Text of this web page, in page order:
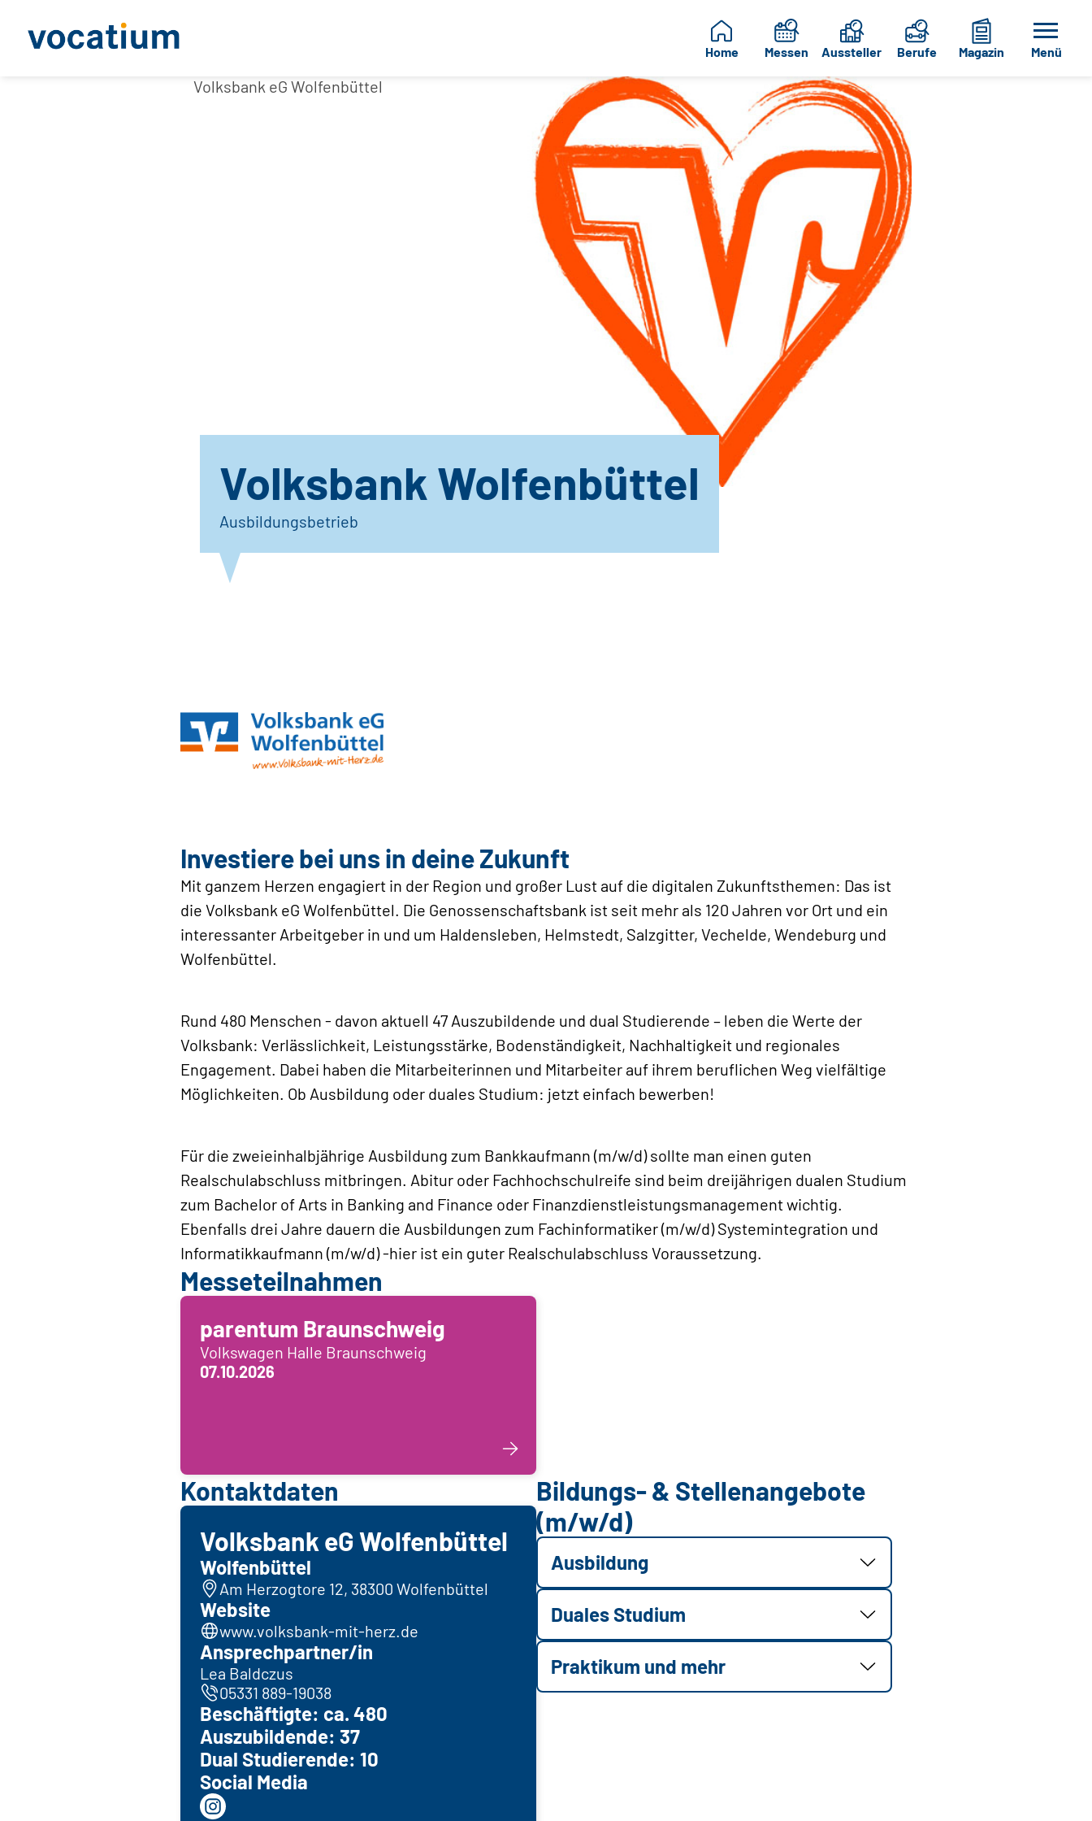
Home Messen Aussteller Berufe Magazin Menü
Volksbank eG Wolfenbüttel
Volksbank Wolfenbüttel
Ausbildungsbetrieb
Investiere bei uns in deine Zukunft
Mit ganzem Herzen engagiert in der Region und großer Lust auf die digitalen Zukunftsthemen: Das ist
die Volksbank eG Wolfenbüttel. Die Genossenschaftsbank ist seit mehr als 120 Jahren vor Ort und ein
interessanter Arbeitgeber in und um Haldensleben, Helmstedt, Salzgitter, Vechelde, Wendeburg und
Wolfenbüttel.
Rund 480 Menschen - davon aktuell 47 Auszubildende und dual Studierende – leben die Werte der
Volksbank: Verlässlichkeit, Leistungsstärke, Bodenständigkeit, Nachhaltigkeit und regionales
Engagement. Dabei haben die Mitarbeiterinnen und Mitarbeiter auf ihrem beruflichen Weg vielfältige
Möglichkeiten. Ob Ausbildung oder duales Studium: jetzt einfach bewerben!
Für die zweieinhalbjährige Ausbildung zum Bankkaufmann (m/w/d) sollte man einen guten
Realschulabschluss mitbringen. Abitur oder Fachhochschulreife sind beim dreijährigen dualen Studium
zum Bachelor of Arts in Banking and Finance oder Finanzdienstleistungsmanagement wichtig.
Ebenfalls drei Jahre dauern die Ausbildungen zum Fachinformatiker (m/w/d) Systemintegration und
Informatikkaufmann (m/w/d) -hier ist ein guter Realschulabschluss Voraussetzung.
Messeteilnahmen
parentum Braunschweig
Volkswagen Halle Braunschweig
07.10.2026
Kontaktdaten
Volksbank eG Wolfenbüttel
Wolfenbüttel
Am Herzogtore 12, 38300 Wolfenbüttel
Website
www.volksbank-mit-herz.de
Ansprechpartner/in
Lea Baldczus
05331 889-19038
Beschäftigte: ca. 480
Auszubildende: 37
Dual Studierende: 10
Social Media
Bildungs- & Stellenangebote
(m/w/d)
Ausbildung
Duales Studium
Praktikum und mehr